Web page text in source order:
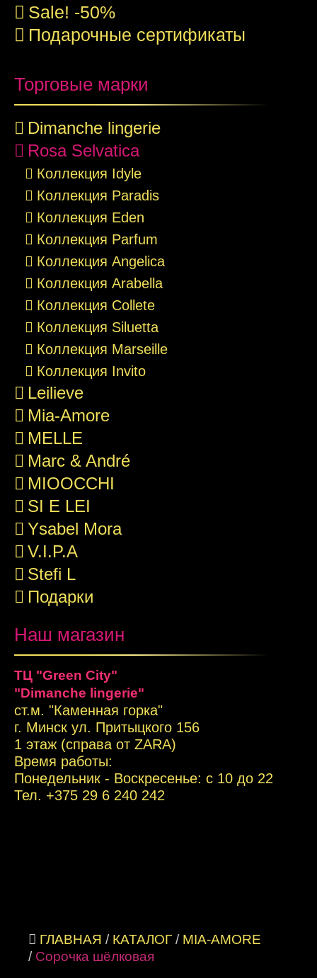
Sale! -50%
Подарочные сертификаты
Торговые марки
Dimanche lingerie
Rosa Selvatica
Коллекция Idyle
Коллекция Paradis
Коллекция Eden
Коллекция Parfum
Коллекция Angelica
Коллекция Arabella
Коллекция Collete
Коллекция Siluetta
Коллекция Marseille
Коллекция Invito
Leilieve
Mia-Amore
MELLE
Marc & André
MIOOCCHI
SI E LEI
Ysabel Mora
V.I.P.A
Stefi L
Подарки
Наш магазин
ТЦ "Green City"
"Dimanche lingerie"
ст.м. "Каменная горка"
г. Минск ул. Притыцкого 156
1 этаж (справа от ZARA)
Время работы:
Понедельник - Воскресенье: с 10 до 22
Тел. +375 29 6 240 242
ГЛАВНАЯ / КАТАЛОГ / MIA-AMORE
/ Сорочка шёлковая